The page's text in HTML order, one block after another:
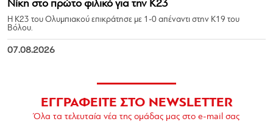
Νίκη στο πρώτο φιλικό για την Κ23
Η Κ23 του Ολυμπιακού επικράτησε με 1-0 απέναντι στην Κ19 του
Βόλου.
07.08.2026
ΕΓΓΡΑΦΕΙΤΕ ΣΤΟ NEWSLETTER
Όλα τα τελευταία νέα της ομάδας μας στο e-mail σας